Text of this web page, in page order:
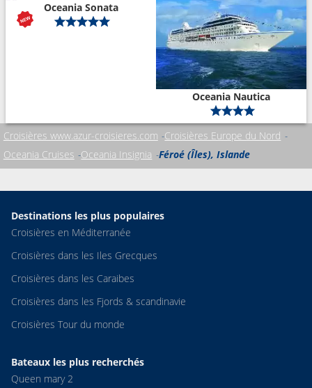
Oceania Sonata
Oceania Nautica
Croisières www.azur-croisieres.com Croisières Europe du Nord
Oceania Cruises Oceania Insignia Féroé (Îles), Islande
Destinations les plus populaires
Croisières en Méditerranée
Croisières dans les Iles Grecques
Croisières dans les Caraibes
Croisières dans les Fjords & scandinavie
Croisières Tour du monde
Bateaux les plus recherchés
Queen mary 2